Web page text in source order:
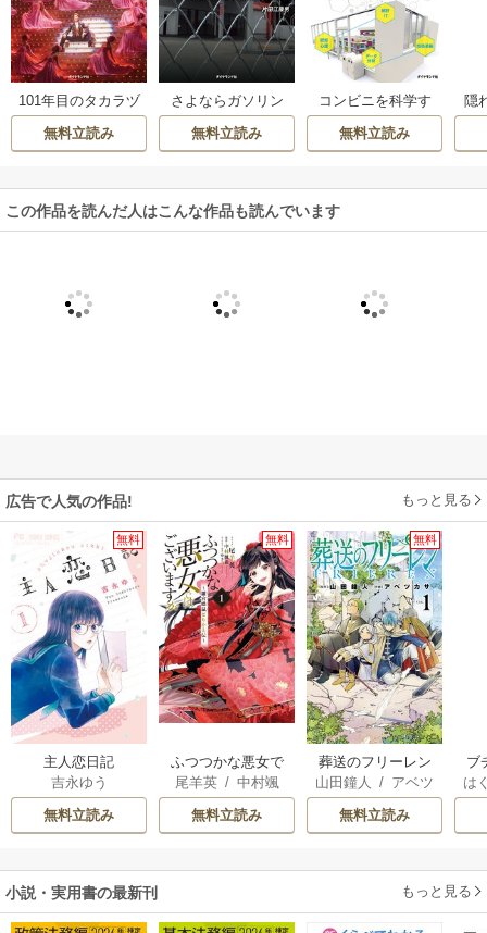
101年目のタカラヅ
カ
無料立読み
さよならガソリン
スタンド（週刊ダ
イヤモンド特集BO
無料立読み
コンビニを科学す
る
無料立読み
隠
な
この作品を読んだ人はこんな作品も読んでいます
広告で人気の作品! もっと見る
無料
主人恋日記
吉永ゆう
無料立読み
無料
ふつつかな悪女で
はございますが ～
雛宮蝶鼠とりかえ
伝～
尾羊英/ 中村颯
希/ゆき哉
無料立読み
無料
葬送のフリーレン
山田鐘人
/ アベツ
カサ
無料立読み
ブ
復
は
小説・実用書の最新刊 もっと見る